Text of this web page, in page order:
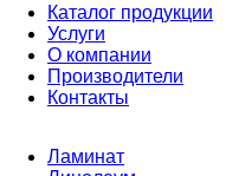
Каталог продукции
Услуги
О компании
Производители
Контакты
Ламинат